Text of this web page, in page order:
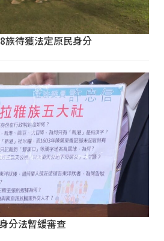
族待獲法定原民身分
分法暫緩審查